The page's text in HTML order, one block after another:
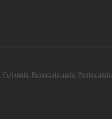
, Fuji usata, Panasonic usata, Pentax usata